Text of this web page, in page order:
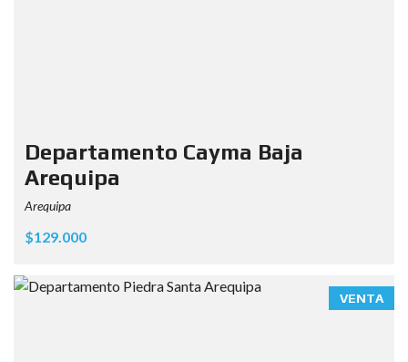
Departamento Cayma Baja
Arequipa
Arequipa
$129.000
VENTA